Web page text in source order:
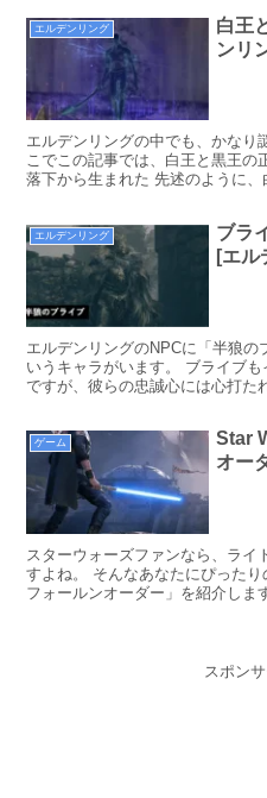
でこの記事では、巨人の正体や巨
す。
エルデンリング
白王
ンリ
エルデンリングの中でも、かなり
こでこの記事では、白王と黒王の
落下から生まれた 先述のように
エルデンリング
ブラ
[エル
エルデンリングのNPCに「半狼の
いうキャラがいます。 ブライブ
ですが、彼らの忠誠心には心打た
ゲーム
Star
オー
スターウォーズファンなら、ライ
すよね。 そんなあなたにぴった
フォールンオーダー」を紹介しま
スポン